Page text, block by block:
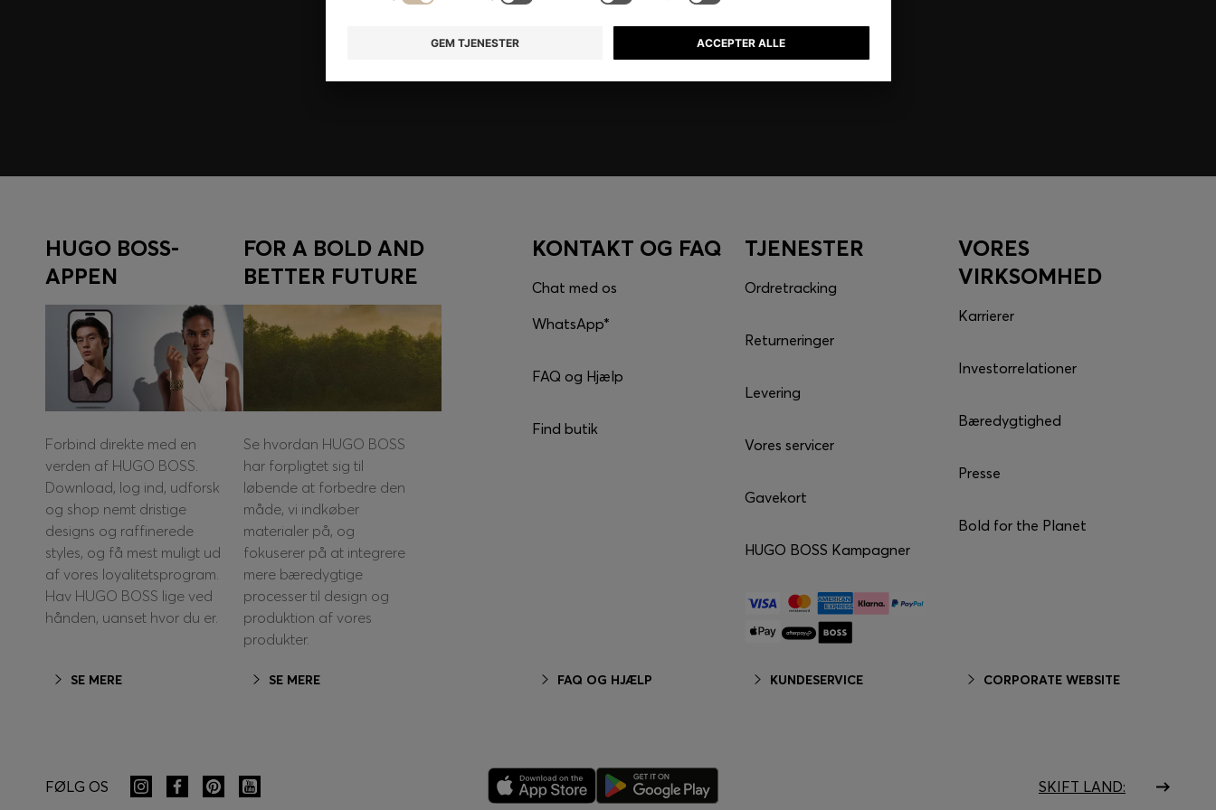
HUGO BOSS-
APPEN
Forbind direkte med en
verden af HUGO BOSS.
Download, log ind, udforsk
og shop nemt dristige
designs og raffinerede
styles, og få mest muligt ud
af vores loyalitetsprogram.
Hav HUGO BOSS lige ved
hånden, uanset hvor du er.
SE MERE
FOR A BOLD AND
BETTER FUTURE
Se hvordan HUGO BOSS
har forpligtet sig til
løbende at forbedre den
måde, vi indkøber
materialer på, og
fokuserer på at integrere
mere bæredygtige
processer til design og
produktion af vores
produkter.
SE MERE
KONTAKT OG FAQ
Chat med os
WhatsApp*
FAQ og Hjælp
Find butik
FAQ OG HJÆLP
TJENESTER
Ordretracking
Returneringer
Levering
Vores servicer
Gavekort
HUGO BOSS Kampagner
KUNDESERVICE
VORES
VIRKSOMHED
Karrierer
Investorrelationer
Bæredygtighed
Presse
Bold for the Planet
CORPORATE WEBSITE
FØLG OS SKIFT LAND: